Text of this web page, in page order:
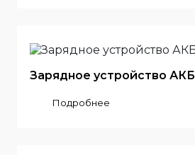
Зарядное устройство АКБ
Подробнее